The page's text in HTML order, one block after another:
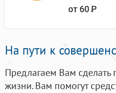
от 60Р
На пути к
Предлагаем Вам
жизни. Вам помогут